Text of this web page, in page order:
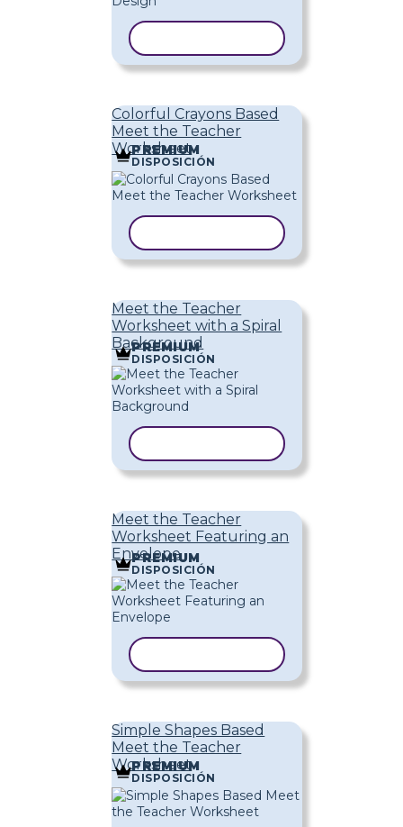
Colorful Crayons Based
Meet the Teacher
Worksheet
PREMIUM
DISPOSICIÓN
Meet the Teacher
Worksheet with a Spiral
Background
PREMIUM
DISPOSICIÓN
Meet the Teacher
Worksheet Featuring an
Envelope
PREMIUM
DISPOSICIÓN
Simple Shapes Based
Meet the Teacher
Worksheet
PREMIUM
DISPOSICIÓN